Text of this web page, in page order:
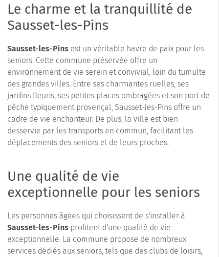
Le charme et la tranquillité de
Sausset-les-Pins
Sausset-les-Pins est un véritable havre de paix pour les
seniors. Cette commune préservée offre un
environnement de vie serein et convivial, loin du tumulte
des grandes villes. Entre ses charmantes ruelles, ses
jardins fleuris, ses petites places ombragées et son port de
pêche typiquement provençal, Sausset-les-Pins offre un
cadre de vie enchanteur. De plus, la ville est bien
desservie par les transports en commun, facilitant les
déplacements des seniors et de leurs proches.
Une qualité de vie
exceptionnelle pour les seniors
Les personnes âgées qui choisissent de s'installer à
Sausset-les-Pins profitent d'une qualité de vie
exceptionnelle. La commune propose de nombreux
services dédiés aux seniors, tels que des clubs de loisirs,